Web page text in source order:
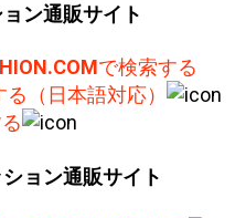
ン通販サイト
で検索する
（日本語対応）
ョン通販サイト